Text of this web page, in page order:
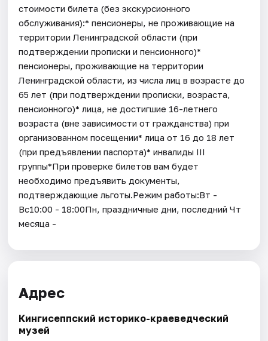
стоимости билета (без экскурсионного
обслуживания):* пенсионеры, не проживающие на
территории Ленинградской области (при
подтверждении прописки и пенсионного)*
пенсионеры, проживающие на территории
Ленинградской области, из числа лиц в возрасте до
65 лет (при подтверждении прописки, возраста,
пенсионного)* лица, не достигшие 16-летнего
возраста (вне зависимости от гражданства) при
организованном посещении* лица от 16 до 18 лет
(при предъявлении паспорта)* инвалиды III
группы*При проверке билетов вам будет
необходимо предъявить документы,
подтверждающие льготы.Режим работы:Вт -
Вс10:00 - 18:00Пн, праздничные дни, последний Чт
месяца -
Адрес
Кингисеппский историко-краеведческий
музей